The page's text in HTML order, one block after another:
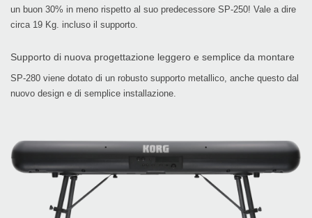
un buon 30% in meno rispetto al suo predecessore SP-250! Vale a dire
circa 19 Kg. incluso il supporto.
Supporto di nuova progettazione leggero e semplice da montare
SP-280 viene dotato di un robusto supporto metallico, anche questo dal
nuovo design e di semplice installazione.